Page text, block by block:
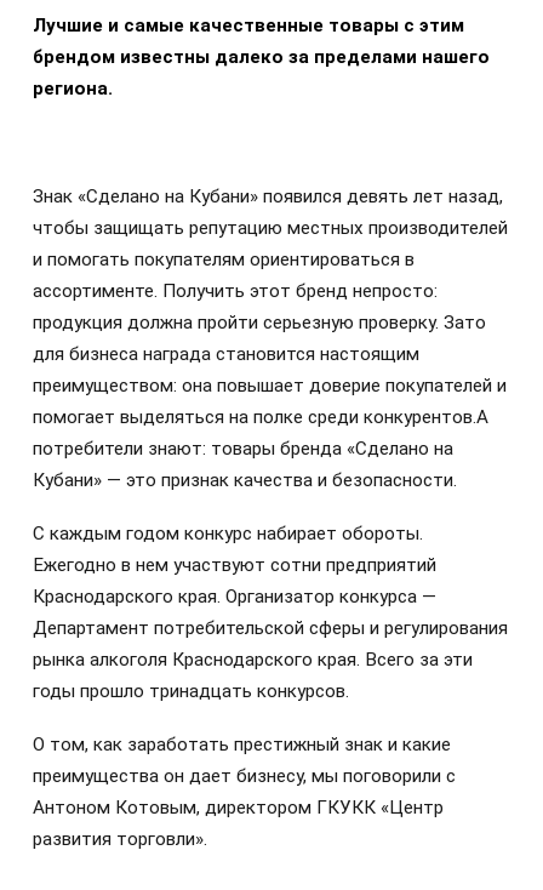
Лучшие и самые качественные товары с этим
брендом известны далеко за пределами нашего
региона.
Знак «Сделано на Кубани» появился девять лет назад,
чтобы защищать репутацию местных производителей
и помогать покупателям ориентироваться в
ассортименте. Получить этот бренд непросто:
продукция должна пройти серьезную проверку. Зато
для бизнеса награда становится настоящим
преимуществом: она повышает доверие покупателей и
помогает выделяться на полке среди конкурентов.А
потребители знают: товары бренда «Сделано на
Кубани» — это признак качества и безопасности.
С каждым годом конкурс набирает обороты.
Ежегодно в нем участвуют сотни предприятий
Краснодарского края. Организатор конкурса —
Департамент потребительской сферы и регулирования
рынка алкоголя Краснодарского края. Всего за эти
годы прошло тринадцать конкурсов.
О том, как заработать престижный знак и какие
преимущества он дает бизнесу, мы поговорили с
Антоном Котовым, директором ГКУКК «Центр
развития торговли».